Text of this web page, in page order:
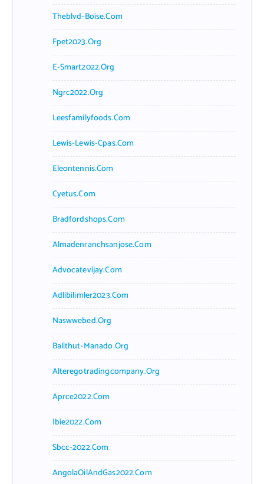
Theblvd-Boise.com
Fpet2023.org
E-Smart2022.org
Ngrc2022.org
Leesfamilyfoods.com
Lewis-Lewis-Cpas.com
Eleontennis.com
Cyetus.com
Bradfordshops.com
Almadenranchsanjose.com
Advocatevijay.com
Adlibilimler2023.com
Naswwebed.org
Balithut-Manado.org
Alteregotradingcompany.org
Aprce2022.com
Ibie2022.com
Sbcc-2022.com
AngolaOilAndGas2022.com